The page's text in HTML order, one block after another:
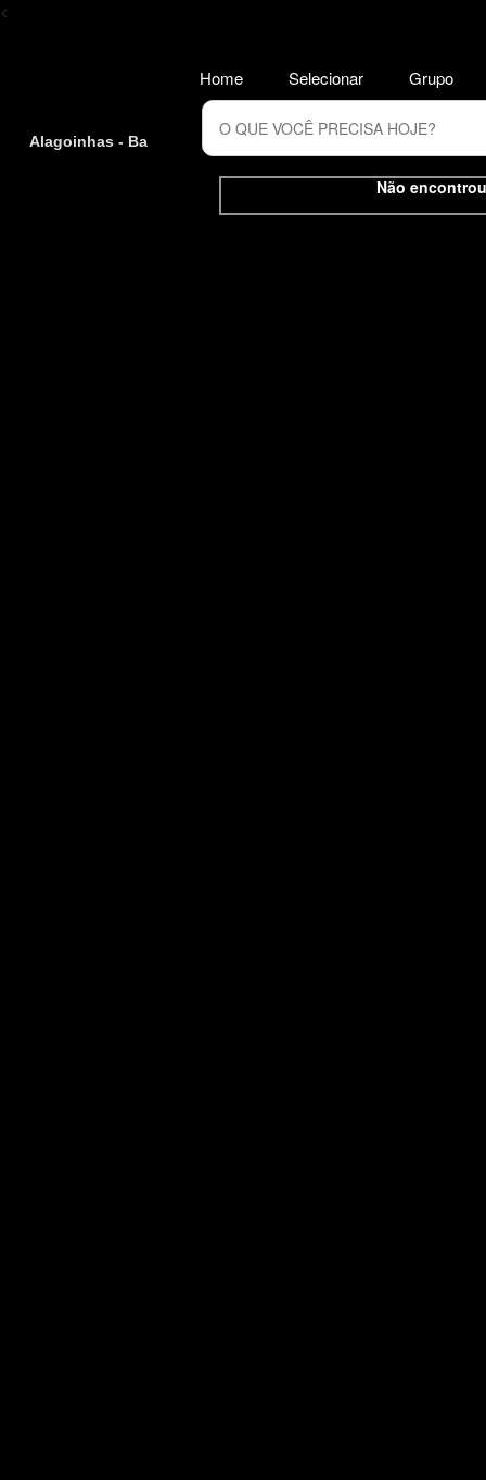
<
Alagoinhas - Ba
Não
Home Selecionar Grupo